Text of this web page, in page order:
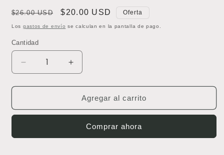
Precio
habitual
$26.00 USD
Precio
de
$20.00 USD Oferta
Los gastos de envío se calculan en la pantalla de pago.
Cantidad
Reducir
cantidad
para
Vinílico
mm
Aumentar
cantidad
para
Piso
Vinílico
mm
Agregar al carrito
Comprar ahora